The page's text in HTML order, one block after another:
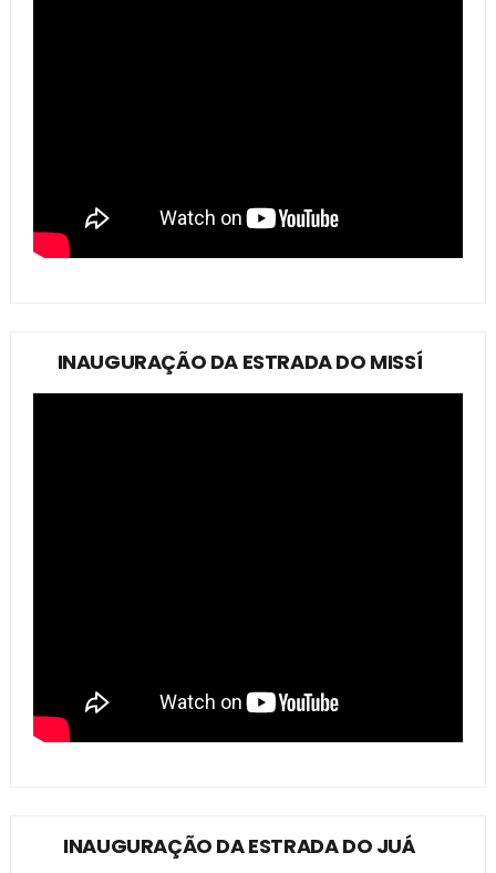
INAUGURAÇÃO DA ESTRADA DO MISSÍ
INAUGURAÇÃO DA ESTRADA DO JUÁ